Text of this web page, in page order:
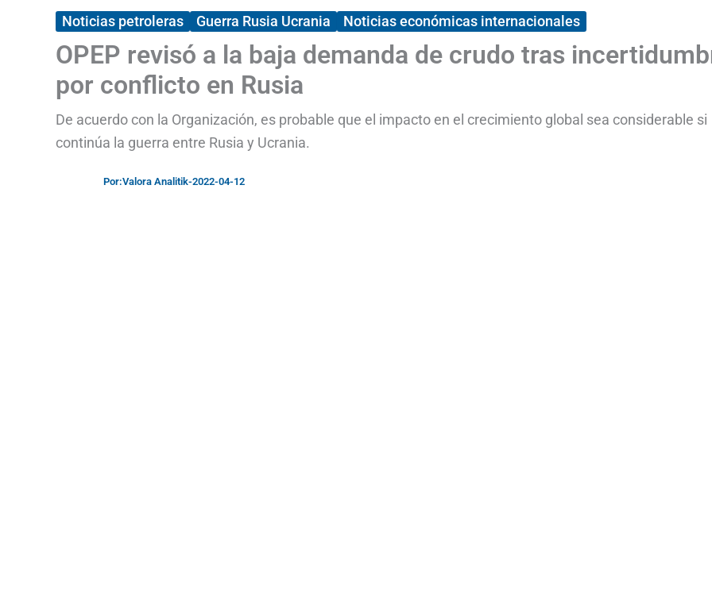
Noticias petroleras Guerra Rusia Ucrania Noticias económicas internacionales
OPEP revisó a la baja demanda de crudo tras
por conflicto en Rusia
De acuerdo con la Organización, es probable que el impacto en el crecimiento global sea considerable si
continúa la guerra entre Rusia y Ucrania.
Por:Valora Analitik-2022-04-12